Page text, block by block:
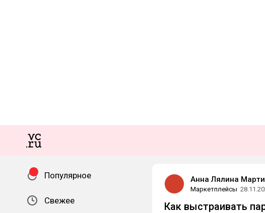
Популярное
Свежее
Анна Лялина
Маркетплейсы
Как выстраивать